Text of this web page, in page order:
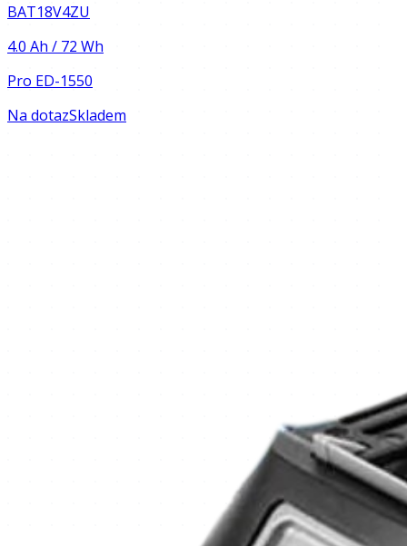
BAT18V4ZU
4.0 Ah / 72 Wh
Pro ED-1550
Na dotazSkladem